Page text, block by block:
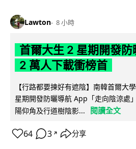
Lawton 8 小時
首爾大生 2 星期開發
2 萬人下載衝榜首
【行路都要揀好有遮陰】南韓首爾大
星期開發防曬導航 App「走向陰涼處
陽仰角及行道樹陰影...
閱讀全文
64 3 ↗ 分享